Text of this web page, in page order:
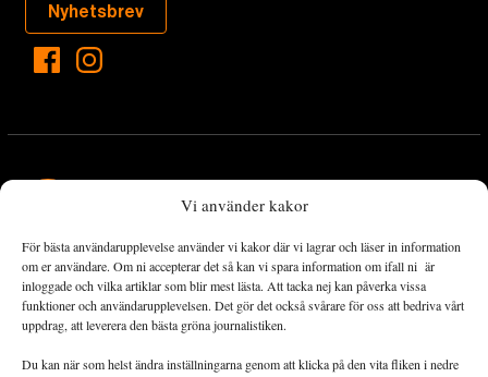
Vi använder kakor
För bästa användarupplevelse använder vi kakor där vi lagrar och läser in information
om er användare. Om ni accepterar det så kan vi spara information om ifall ni är
inloggade och vilka artiklar som blir mest lästa. Att tacka nej kan påverka vissa
funktioner och användarupplevelsen. Det gör det också svårare för oss att bedriva vårt
uppdrag, att leverera den bästa gröna journalistiken.
Du kan när som helst ändra inställningarna genom att klicka på den vita fliken i nedre
Nyhetsbrev
Landets Fria Tidning är en nyhetstidning med bred bevakning av
det viktigaste som händer lokalt och globalt och med fokus på
omställningsrörelsen. En omställning till ett hållbart samhälle går
både via starka och lika rättigheter för alla människor, minskade
ekonomiska och sociala klyftor, samt utrymme för allt levande att